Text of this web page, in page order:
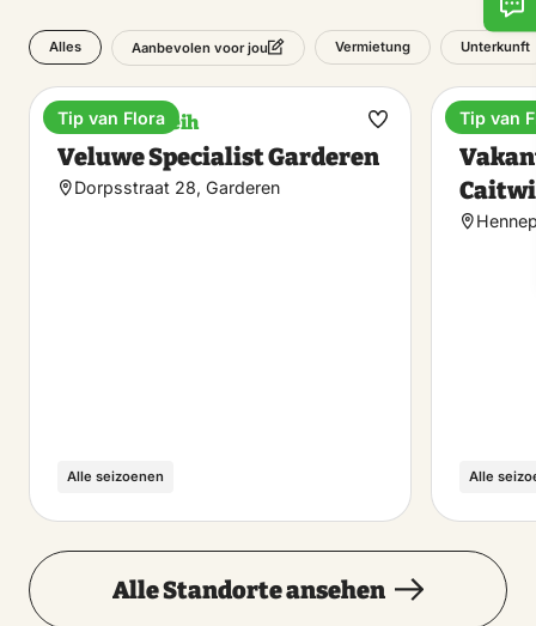
Alles Aanbevolen voor jou Vermietung Unterkunft
Fahrradverleih
Veluwe Specialist Garderen
Dorpsstraat 28, Garderen
Alle seizoenen
Tip van Flora
Favorit
machen
Alle
Tip van
Alle Standorte ansehen